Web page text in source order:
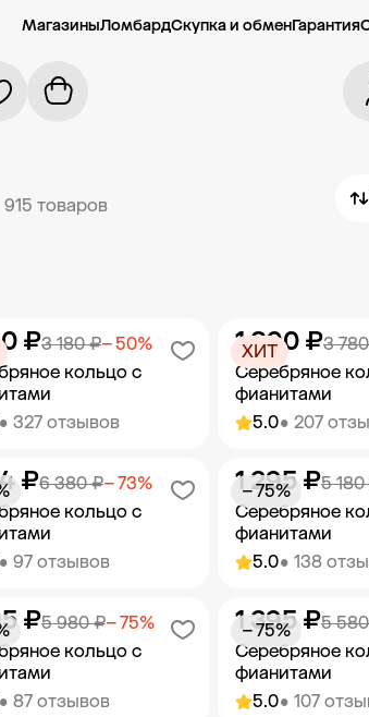
МагазиныЛомбардСкупка и обменГарантия
915 товаров
• 327 отзывов
кольцо с
3 180 ₽− 50%
₽
в корзину
5.0• 207
Серебряное
фианитами
3
1 890 ₽
ХИТ
Добавить
• 97 отзывов
кольцо с
6 380 ₽− 73%
₽
в корзину
5.0• 138
Серебряное
фианитами
5
1 295 ₽
− 75%
Добавить
• 87 отзывов
кольцо с
5 980 ₽− 75%
₽
5.0• 107
Серебряное
фианитами
5
1 395 ₽
− 75%